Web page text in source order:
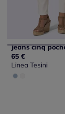
65 €
Linea Tesini